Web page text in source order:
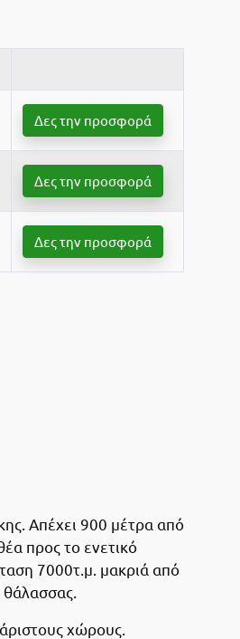
Δες την προσφορά
Δες την προσφορά
Δες την προσφορά
Απέχει 900 μέτρα από
προς το ενετικό
7000τ.μ. μακριά από
χώρους.